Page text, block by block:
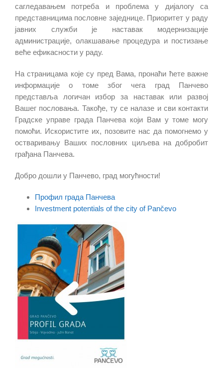
сагледавањем потреба и проблема у дијалогу са
представницима пословне заједнице. Приоритет у раду
јавних служби је наставак модернизације
администрације, олакшавање процедура и постизање
веће ефикасности у раду.
На страницама које су пред Вама, пронаћи ћете важне
информације о томе због чега град Панчево
представља логичан избор за наставак или развој
Вашег пословања. Такође, ту се налазе и сви контакти
Градске управе града Панчева који Вам у томе могу
помоћи. Искористите их, позовите нас да помогнемо у
остваривању Ваших пословних циљева на добробит
грађана Панчева.
Добро дошли у Панчево, град могућности!
Профил града Панчева
Investment potentials of the city of Pančevo